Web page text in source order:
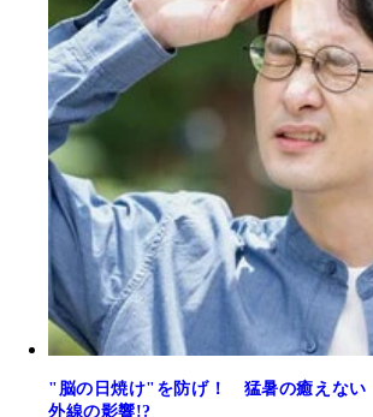
"脳の日焼け"を防げ！ 猛暑の癒えない
外線の影響!?